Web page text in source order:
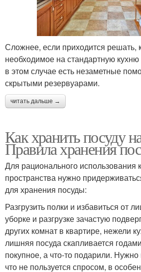
Сложнее, если приходится решать,
необходимое на стандартную
в этом случае есть незаметные
скрытыми резервуарами.
читать дальше →
Как хранить посуду
Правила хранения
Для рационального использования
пространства нужно
для хранения посуды:
Разгрузить полки и избавиться от
уборке и разгрузке зачастую
других комнат в квартире, нежели
лишняя посуда скапливается
покупное, а что-то подарили. Нужно
что не пользуется спросом, в